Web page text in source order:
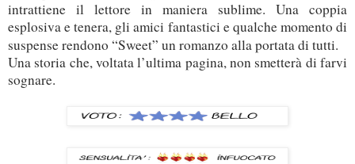
intrattiene il lettore in maniera sublime. Una coppia
esplosiva e tenera, gli amici fantastici e qualche momento di
suspense rendono “Sweet” un romanzo alla portata di tutti.
Una storia che, voltata l’ultima pagina, non smetterà di farvi
sognare.